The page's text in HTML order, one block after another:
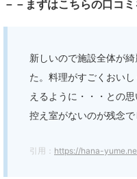
－－まずはこちらの口コミ
新しいので施設全体が
た。料理がすごくおい
えるように・・・との
控え室がないのが残念で
引用： https://hana-